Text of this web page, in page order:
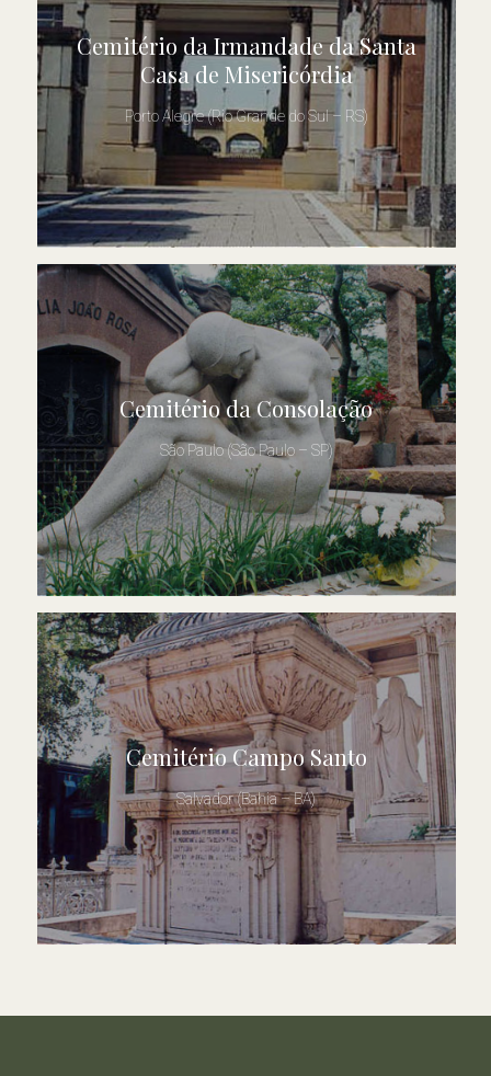
Cemitério da Irmandade da Santa
Casa de Misericórdia
Porto Alegre (Rio Grande do Sul – RS)
Cemitério da Consolação
São Paulo (São Paulo – SP)
Cemitério Campo Santo
Salvador (Bahia – BA)